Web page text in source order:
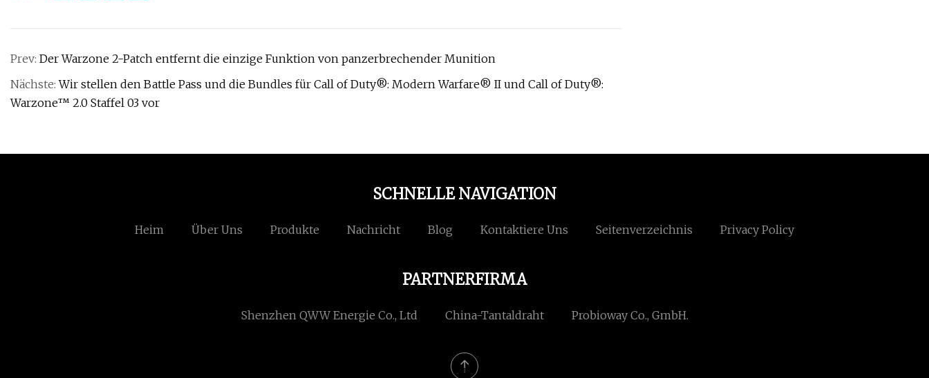
Prev: Der Warzone 2-Patch entfernt die einzige Funktion von panzerbrechender Munition
Nächste:Wir stellen den Battle Pass und die Bundles für Call of Duty®: Modern Warfare® II und Call of Duty®:
Warzone™ 2.0 Staffel 03 vor
SCHNELLE NAVIGATION
Heim Über Uns Produkte Nachricht Blog Kontaktiere Uns Seitenverzeichnis Privacy Policy
PARTNERFIRMA
Shenzhen QWW Energie Co., Ltd China-Tantaldraht Probioway Co., GmbH.